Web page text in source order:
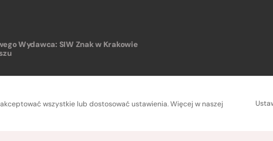
Wydawca: SIW Znak w Krakowie
wszystkie lub dostosować ustawienia. Więcej w naszej